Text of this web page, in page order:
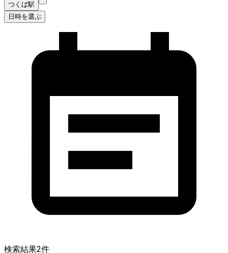
つくば駅
日時を選ぶ
検索結果2件